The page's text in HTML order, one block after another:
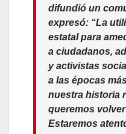
difundió un
expresó: “La
estatal para
a ciudadanos,
y activistas
a las épocas
nuestra historia
queremos volver
Estaremos